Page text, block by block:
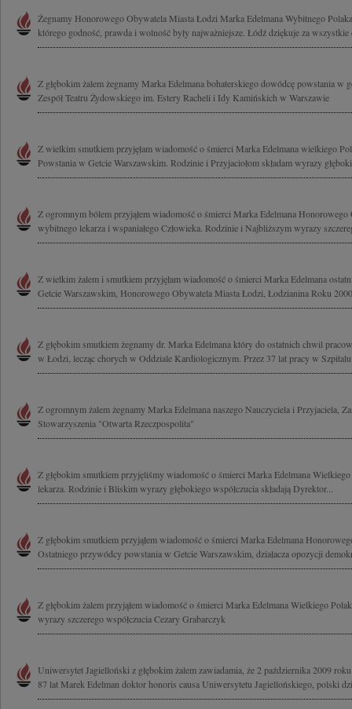
Żegnamy Honorowego Obywatela Miasta Łodzi Marka Edelmana Wybitnego
którego godność, prawda i wolność były najważniejsze. Łódź dziękuje za wszystkie
Z głębokim żalem żegnamy Marka Edelmana bohaterskiego dowódcę powstania w
Zespół Teatru Żydowskiego im. Estery Racheli i Idy Kamińskich w Warszawie
Z wielkim smutkiem przyjęłam wiadomość o śmierci Marka Edelmana wielkiego
Powstania w Getcie Warszawskim. Rodzinie i Przyjaciołom składam wyrazy
Z ogromnym bólem przyjąłem wiadomość o śmierci Marka Edelmana
wybitnego lekarza i wspaniałego Człowieka. Rodzinie i Najbliższym wyrazy
Z wielkim żalem i smutkiem przyjęłam wiadomość o śmierci Marka Edelmana
Getcie Warszawskim, Honorowego Obywatela Miasta Łodzi, Łodzianina Roku
Z głębokim smutkiem żegnamy dr. Marka Edelmana który do ostatnich chwil
w Łodzi, lecząc chorych w Oddziale Kardiologicznym. Przez 37 lat pracy w Szpitalu
Z ogromnym żalem żegnamy Marka Edelmana naszego Nauczyciela i Przyjaciela,
Stowarzyszenia "Otwarta Rzeczpospolita"
Z głębokim smutkiem przyjęliśmy wiadomość o śmierci Marka Edelmana
lekarza. Rodzinie i Bliskim wyrazy głębokiego współczucia składają Dyrektor...
Z głębokim smutkiem przyjąłem wiadomość o śmierci Marka Edelmana
Ostatniego przywódcy powstania w Getcie Warszawskim, działacza opozycji
Z głębokim żalem przyjąłem wiadomość o śmierci Marka Edelmana Wielkiego
wyrazy szczerego współczucia Cezary Grabarczyk
Uniwersytet Jagielloński z głębokim żalem zawiadamia, że 2 października 2009
87 lat Marek Edelman doktor honoris causa Uniwersytetu Jagiellońskiego, polski